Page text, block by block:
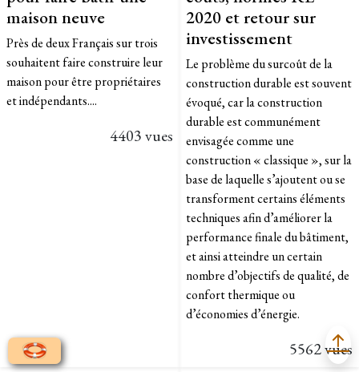
maison neuve
Près de deux Français sur trois
souhaitent faire construire leur
maison pour être propriétaires
et indépendants....
4403 vues
2020 et retour sur
investissement
Le problème du surcoût de la
construction durable est souvent
évoqué, car la construction
durable est communément
envisagée comme une
construction « classique », sur la
base de laquelle s’ajoutent ou se
transforment certains éléments
techniques afin d’améliorer la
performance finale du bâtiment,
et ainsi atteindre un certain
nombre d’objectifs de qualité, de
confort thermique ou
d’économies d’énergie.
5562 vues